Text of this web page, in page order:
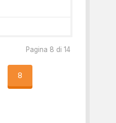
Pagina 8 di 14
8